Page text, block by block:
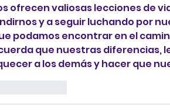
ofrecen valiosas lecciones de
y a seguir luchando por
podamos encontrar en el
que nuestras diferencias,
a los demás y hacer que